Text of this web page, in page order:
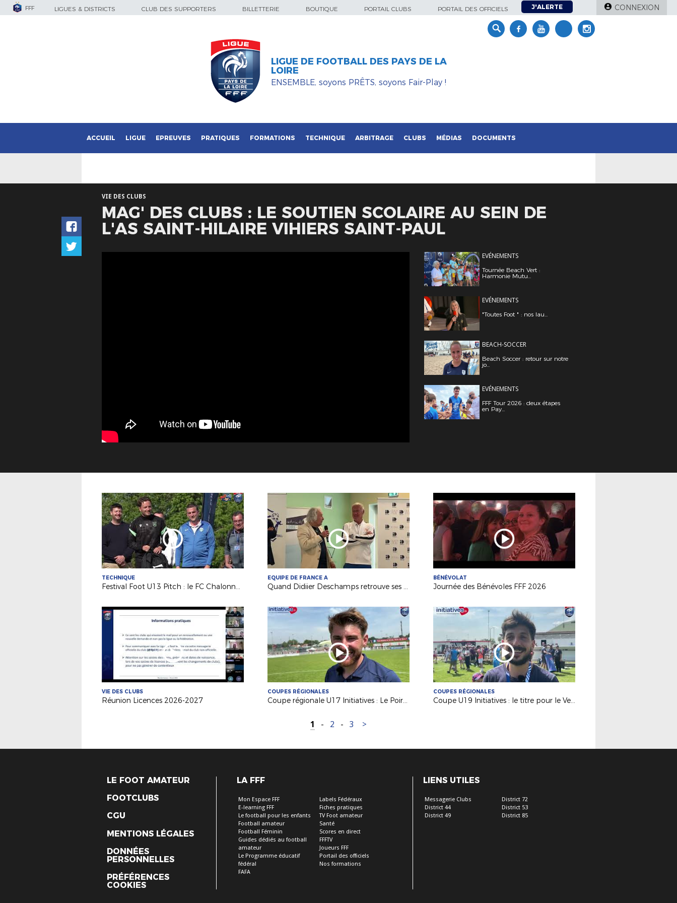
FFF LIGUES & DISTRICTS CLUB DES SUPPORTERS BILLETTERIE BOUTIQUE PORTAIL CLUBS PORTAIL DES OFFICIELS J'ALERTE CONNEXION
LIGUE DE FOOTBALL DES PAYS DE LA
LOIRE
ENSEMBLE, soyons PRÊTS, soyons Fair-Play !
ACCUEIL LIGUE EPREUVES PRATIQUES FORMATIONS TECHNIQUE ARBITRAGE CLUBS MÉDIAS DOCUMENTS
VIE DES CLUBS
MAG' DES CLUBS : LE SOUTIEN SCOLAIRE AU SEIN DE
L'AS SAINT-HILAIRE VIHIERS SAINT-PAUL
EVÉNEMENTS
Tournée Beach Vert :
Harmonie Mutu...
EVÉNEMENTS
"Toutes Foot " : nos lau...
BEACH-SOCCER
Beach Soccer : retour sur notre
jo...
EVÉNEMENTS
FFF Tour 2026 : deux étapes
en Pay...
TECHNIQUE
Festival Foot U13 Pitch : le FC Chalonnes Chaudefonds club support à l'organisation
EQUIPE DE FRANCE A
Quand Didiier Deschamps retrouve ses racines nantaises...
BÉNÉVOLAT
Journée des Bénévoles FFF 2026
VIE DES CLUBS
Réunion Licences 2026-2027
COUPES RÉGIONALES
Coupe régionale U17 Initiatives : Le Poiré sur Vie remporte l'édition 2026 !
COUPES RÉGIONALES
Coupe U19 Initiatives : le titre pour le Vendée Fontenay Foot
1 - 2 - 3 >
LE FOOT AMATEUR
FOOTCLUBS
CGU
MENTIONS LÉGALES
DONNÉES
PERSONNELLES
PRÉFÉRENCES
COOKIES
LA FFF
Mon Espace FFF
E-learning FFF
Le football pour les enfants
Football amateur
Football Féminin
Guides dédiés au football
amateur
Le Programme éducatif
fédéral
FAFA
Labels Fédéraux
Fiches pratiques
TV Foot amateur
Santé
Scores en direct
FFFTV
Joueurs FFF
Portail des officiels
Nos formations
LIENS UTILES
Messagerie Clubs
District 44
District 49
District 72
District 53
District 85